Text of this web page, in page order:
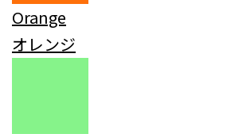
Orange
オレンジ